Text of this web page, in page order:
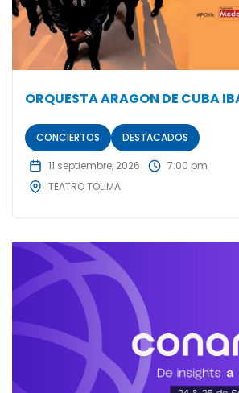
ORQUESTA ARAGON DE CUBA
CONCIERTOS DESTACADOS
11 septiembre, 2026
7:00 pm
TEATRO TOLIMA